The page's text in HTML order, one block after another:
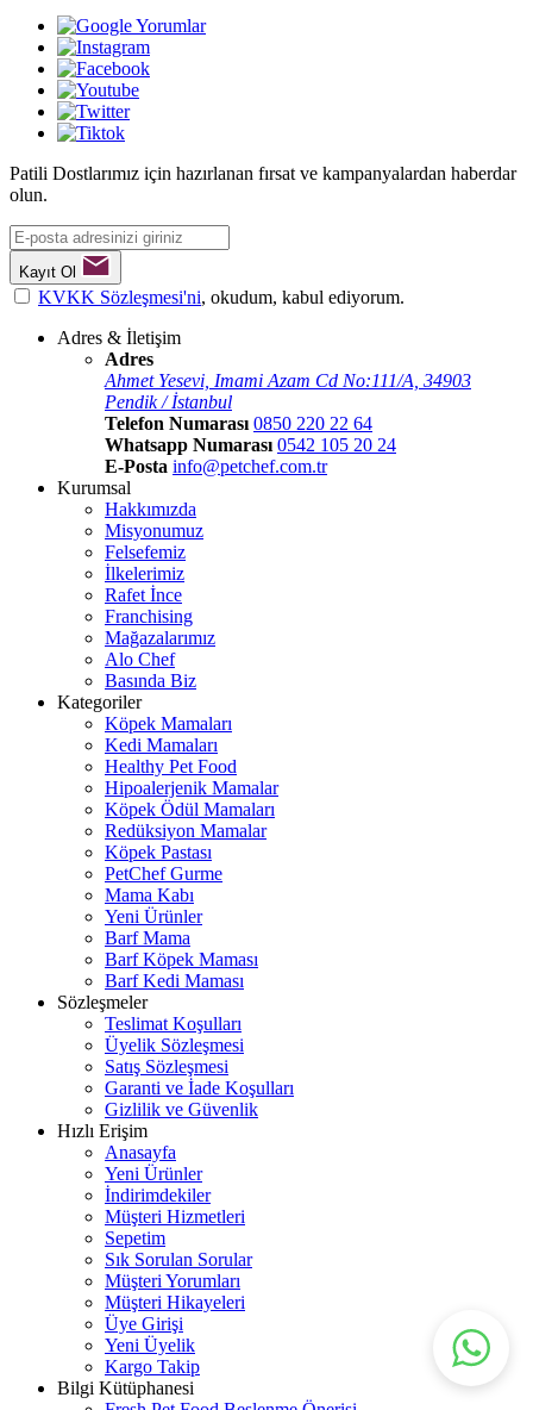
Patili Dostlarımız için hazırlanan fırsat ve kampanyalardan haberdar
olun.
Kayıt Ol
KVKK Sözleşmesi'ni, okudum, kabul ediyorum.
Adres & İletişim
Adres
Ahmet Yesevi, Imami Azam Cd No:111/A, 34903
Pendik / İstanbul
Telefon Numarası 0850 220 22 64
Whatsapp Numarası 0542 105 20 24
E-Posta info@petchef.com.tr
Kurumsal
Hakkımızda
Misyonumuz
Felsefemiz
İlkelerimiz
Rafet İnce
Franchising
Mağazalarımız
Alo Chef
Basında Biz
Kategoriler
Köpek Mamaları
Kedi Mamaları
Healthy Pet Food
Hipoalerjenik Mamalar
Köpek Ödül Mamaları
Redüksiyon Mamalar
Köpek Pastası
PetChef Gurme
Mama Kabı
Yeni Ürünler
Barf Mama
Barf Köpek Maması
Barf Kedi Maması
Sözleşmeler
Teslimat Koşulları
Üyelik Sözleşmesi
Satış Sözleşmesi
Garanti ve İade Koşulları
Gizlilik ve Güvenlik
Hızlı Erişim
Anasayfa
Yeni Ürünler
İndirimdekiler
Müşteri Hizmetleri
Sepetim
Sık Sorulan Sorular
Müşteri Yorumları
Müşteri Hikayeleri
Üye Girişi
Yeni Üyelik
Kargo Takip
Bilgi Kütüphanesi